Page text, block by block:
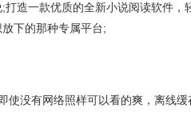
造一款优质的全新小说阅读软件，
下的那种专属平台;
使没有网络照样可以看的爽，离线缓